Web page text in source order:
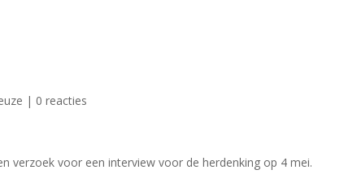
| 0 reacties
verzoek voor een interview voor de herdenking op 4 mei.